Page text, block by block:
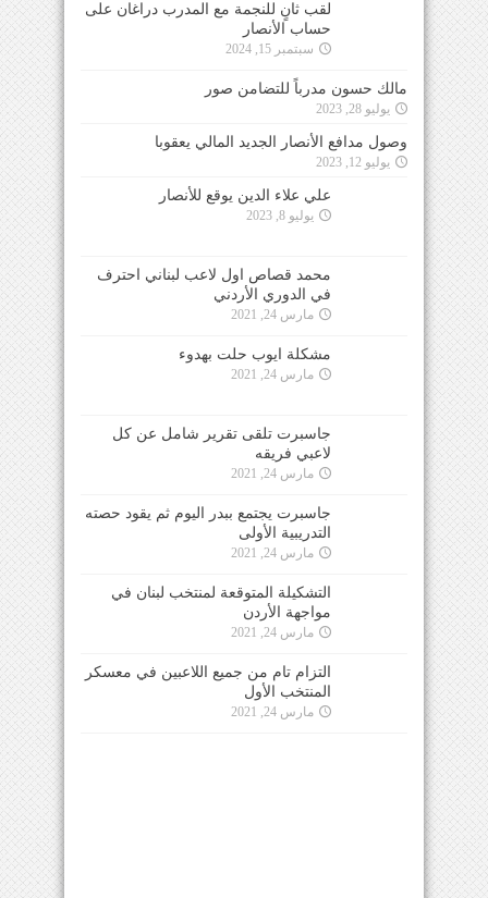
لقب ثانٍ للنجمة مع المدرب دراغان على
حساب الأنصار
سبتمبر 15, 2024
مالك حسون مدرباً للتضامن صور
يوليو 28, 2023
وصول مدافع الأنصار الجديد المالي يعقوبا
يوليو 12, 2023
علي علاء الدين يوقع للأنصار
يوليو 8, 2023
محمد قصاص اول لاعب لبناني احترف
في الدوري الأردني
مارس 24, 2021
مشكلة ايوب حلت بهدوء
مارس 24, 2021
جاسبرت تلقى تقرير شامل عن كل
لاعبي فريقه
مارس 24, 2021
جاسبرت يجتمع ببدر اليوم ثم يقود حصته
التدريبية الأولى
مارس 24, 2021
التشكيلة المتوقعة لمنتخب لبنان في
مواجهة الأردن
مارس 24, 2021
التزام تام من جميع اللاعبين في معسكر
المنتخب الأول
مارس 24, 2021